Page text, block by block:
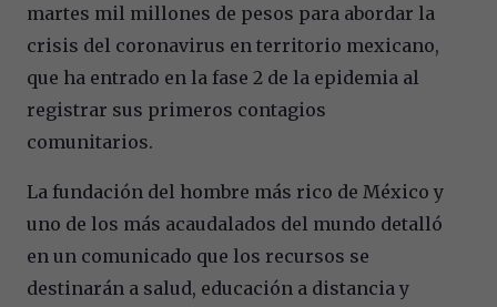
martes mil millones de pesos para abordar la
crisis del coronavirus en territorio mexicano,
que ha entrado en la fase 2 de la epidemia al
registrar sus primeros contagios
comunitarios.
La fundación del hombre más rico de México y
uno de los más acaudalados del mundo detalló
en un comunicado que los recursos se
destinarán a salud, educación a distancia y